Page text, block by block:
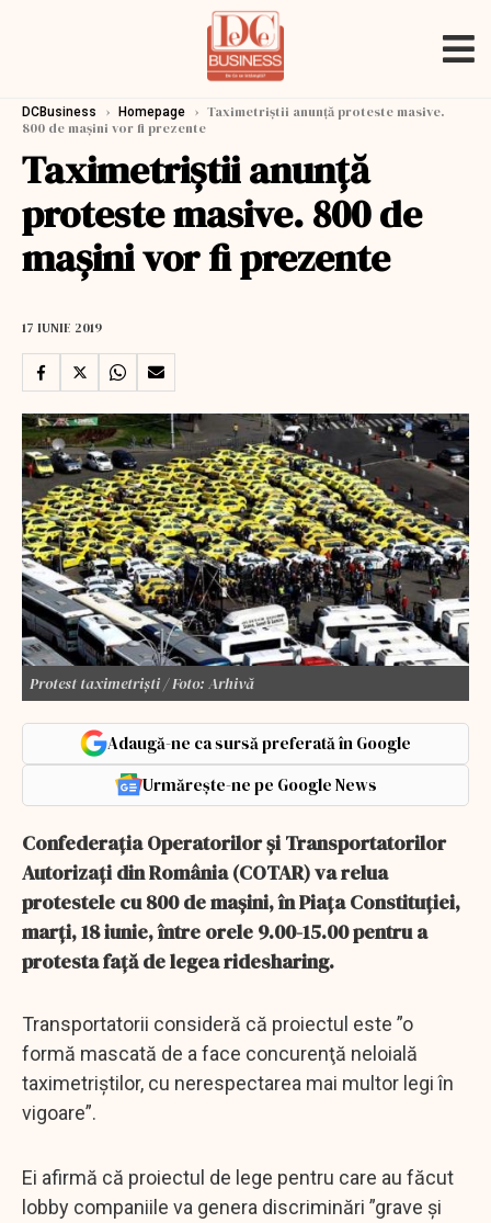
DCBusiness › Homepage › Taximetriștii anunță proteste masive.
800 de mașini vor fi prezente
Taximetriștii anunță
proteste masive. 800 de
mașini vor fi prezente
17 IUNIE 2019
Protest taximetriști / Foto: Arhivă
Adaugă-ne ca sursă preferată în Google
Urmărește-ne pe Google News
Confederaţia Operatorilor şi Transportatorilor
Autorizaţi din România (COTAR) va relua
protestele cu 800 de maşini, în Piaţa Constituţiei,
marţi, 18 iunie, între orele 9.00-15.00 pentru a
protesta față de legea ridesharing.
Transportatorii consideră că proiectul este ”o
formă mascată de a face concurenţă neloială
taximetriştilor, cu nerespectarea mai multor legi în
vigoare”.
Ei afirmă că proiectul de lege pentru care au făcut
lobby companiile va genera discriminări ”grave şi